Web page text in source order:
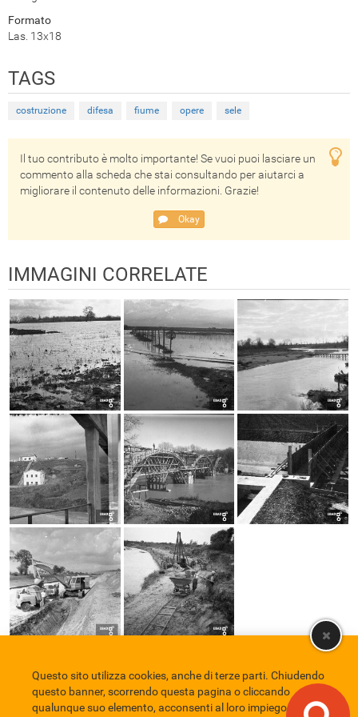
Formato
Las. 13x18
TAGS
costruzione difesa fiume opere sele
Il tuo contributo è molto importante! Se vuoi puoi lasciare un
commento alla scheda che stai consultando per aiutarci a
migliorare il contenuto delle informazioni. Grazie!
Okay
IMMAGINI CORRELATE
Comune di Eboli Servizio Bibliotecario Nazionale
Privacy policy
Credits
Questo sito utilizza cookies, anche di terze parti. Chiudendo
questo banner, scorrendo questa pagina o cliccando
qualunque suo elemento, acconsenti al loro impiego in